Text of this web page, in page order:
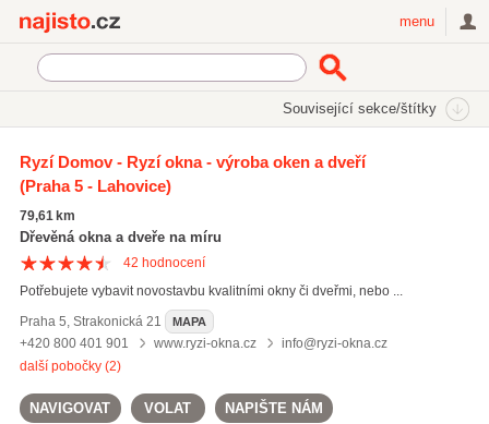
menu
Související sekce/štítky
Rehau(65)
plastové dveře
dřevěné dveře
(1127)
Ryzí Domov - Ryzí okna - výroba oken a dveří
(Praha 5 - Lahovice)
79,61 km
Dřevěná okna a dveře na míru
42 hodnocení
Potřebujete vybavit novostavbu kvalitními okny či dveřmi, nebo ...
Praha 5, Strakonická 21 MAPA
+420 800 401 901 www.ryzi-okna.cz
info@ryzi-okna.cz
další pobočky (2)
NAVIGOVAT VOLAT NAPIŠTE NÁM